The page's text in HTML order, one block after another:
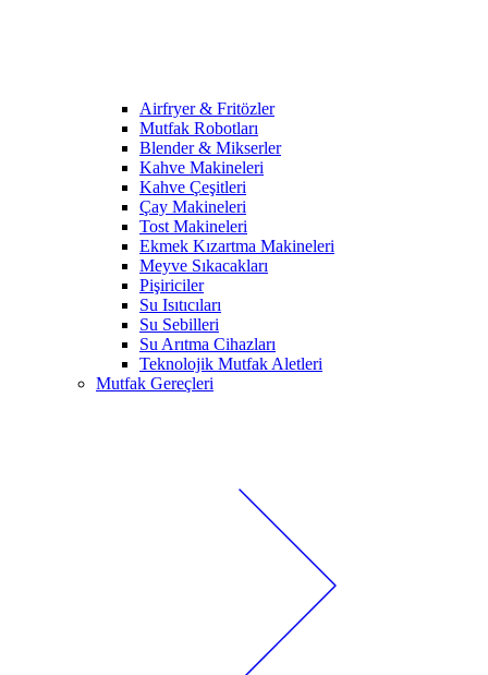
Airfryer & Fritözler
Mutfak Robotları
Blender & Mikserler
Kahve Makineleri
Kahve Çeşitleri
Çay Makineleri
Tost Makineleri
Ekmek Kızartma Makineleri
Meyve Sıkacakları
Pişiriciler
Su Isıtıcıları
Su Sebilleri
Su Arıtma Cihazları
Teknolojik Mutfak Aletleri
Mutfak Gereçleri